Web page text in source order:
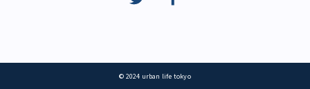
© 2024 urban life tokyo